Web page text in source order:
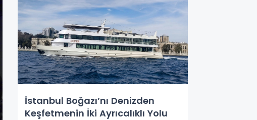
İstanbul Boğazı’nı Denizden
Keşfetmenin İki Ayrıcalıklı Yolu